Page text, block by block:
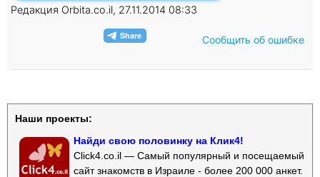
Редакция Orbita.co.il, 27.11.2014 08:33
Сообщить об ошибке
Наши проекты:
Найди свою половинку на Клик4!
Click4.co.il — Самый популярный и посещаемый
сайт знакомств в Израиле - более 200 000 анкет.